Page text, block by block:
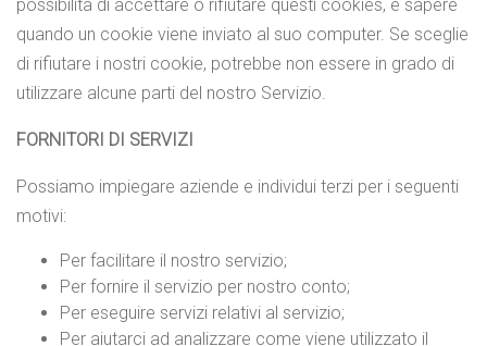
possibilità di accettare o rifiutare questi cookies, e sapere
quando un cookie viene inviato al suo computer. Se sceglie
di rifiutare i nostri cookie, potrebbe non essere in grado di
utilizzare alcune parti del nostro Servizio.
FORNITORI DI SERVIZI
Possiamo impiegare aziende e individui terzi per i seguenti
motivi:
Per facilitare il nostro servizio;
Per fornire il servizio per nostro conto;
Per eseguire servizi relativi al servizio;
Per aiutarci ad analizzare come viene utilizzato il